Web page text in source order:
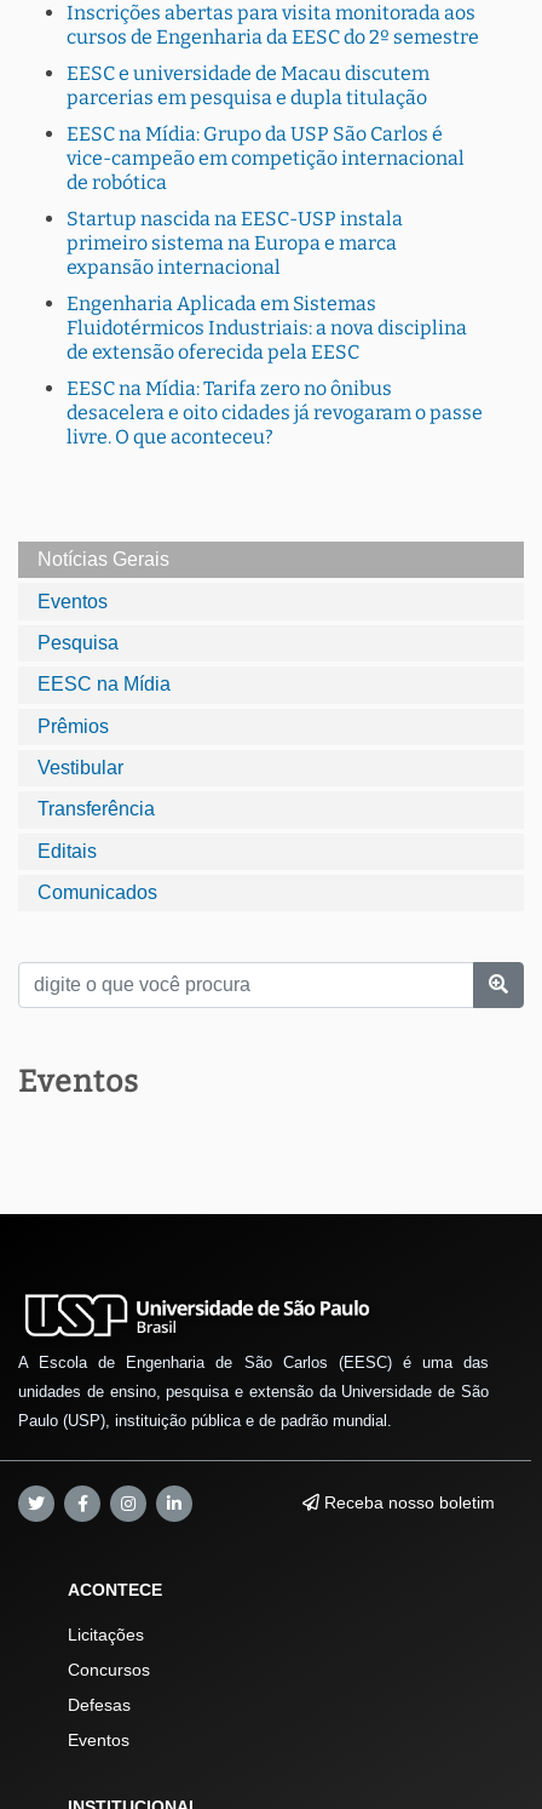
Inscrições abertas para visita monitorada aos
cursos de Engenharia da EESC do 2º semestre
EESC e universidade de Macau discutem
parcerias em pesquisa e dupla titulação
EESC na Mídia: Grupo da USP São Carlos é
vice-campeão em competição internacional
de robótica
Startup nascida na EESC-USP instala
primeiro sistema na Europa e marca
expansão internacional
Engenharia Aplicada em Sistemas
Fluidotérmicos Industriais: a nova disciplina
de extensão oferecida pela EESC
EESC na Mídia: Tarifa zero no ônibus
desacelera e oito cidades já revogaram o passe
livre. O que aconteceu?
Notícias Gerais
Eventos
Pesquisa
EESC na Mídia
Prêmios
Vestibular
Transferência
Editais
Comunicados
Eventos
A Escola de Engenharia de São Carlos (EESC) é uma das
unidades de ensino, pesquisa e extensão da Universidade de São
Paulo (USP), instituição pública e de padrão mundial.
Receba nosso boletim
ACONTECE
Licitações
Concursos
Defesas
Eventos